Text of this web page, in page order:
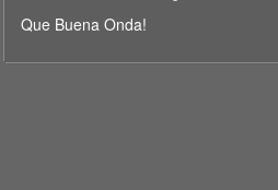
90%
Que Buena Onda!